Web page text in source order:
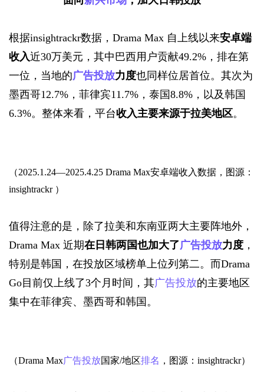
根据insightrackr数据，Drama Max 自上线以来安卓端
收入近30万美元，其中巴西用户贡献49.2%，排在第
一位，当地的广告投放力度也同样位居首位。其次为
墨西哥12.7%，菲律宾11.7%，泰国8.8%，以及韩国
6.3%。整体来看，平台收入主要来源于拉美地区。
（2025.1.24—2025.4.25 Drama Max安卓端收入数据，图源：
insightrackr ）
值得注意的是，除了拉美和东南亚两大主要阵地外，
Drama Max 近期在日韩两国也加大了广告投放力度 ，
特别是韩国，在投放区域榜单上位列第二。而Drama
Go目前仅上线了3个月时间，其广告投放的主要地区
集中在菲律宾、墨西哥和韩国。
（Drama Max广告投放国家/地区排名 ，图源：insightrackr）